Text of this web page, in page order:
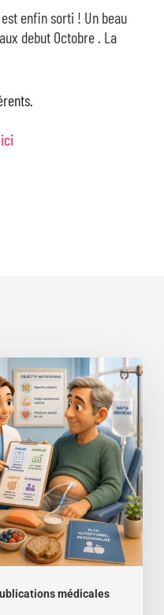
enfin sorti ! Un beau
debut Octobre . La
médicales